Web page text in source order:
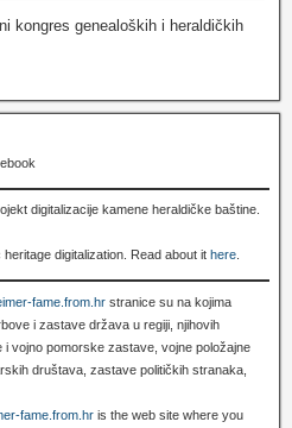
kongres genealoških i heraldičkih
digitalizacije kamene heraldičke baštine.
digitalization. Read about it here.
fame.from.hr stranice su na kojima
i zastave država u regiji, njihovih
vojno pomorske zastave, vojne položajne
društava, zastave političkih stranaka,
fame.from.hr is the web site where you